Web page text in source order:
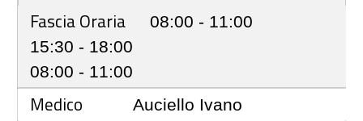
Fascia Oraria
08:00 - 11:00
15:30 - 18:00
08:00 - 11:00
Medico Auciello Ivano